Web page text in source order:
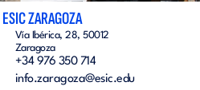
ESIC ZARAGOZA
Vía Ibérica, 28, 50012
Zaragoza
+34 976 350 714
info.zaragoza@esic.edu